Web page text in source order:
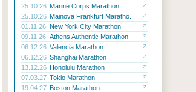
25.10.26 Marine Corps Marathon
25.10.26 Mainova Frankfurt Maratho...
01.11.26 New York City Marathon
09.11.26 Athens Authentic Marathon
06.12.26 Valencia Marathon
06.12.26 Shanghai Marathon
13.12.26 Honolulu Marathon
07.03.27 Tokio Marathon
19.04.27 Boston Marathon